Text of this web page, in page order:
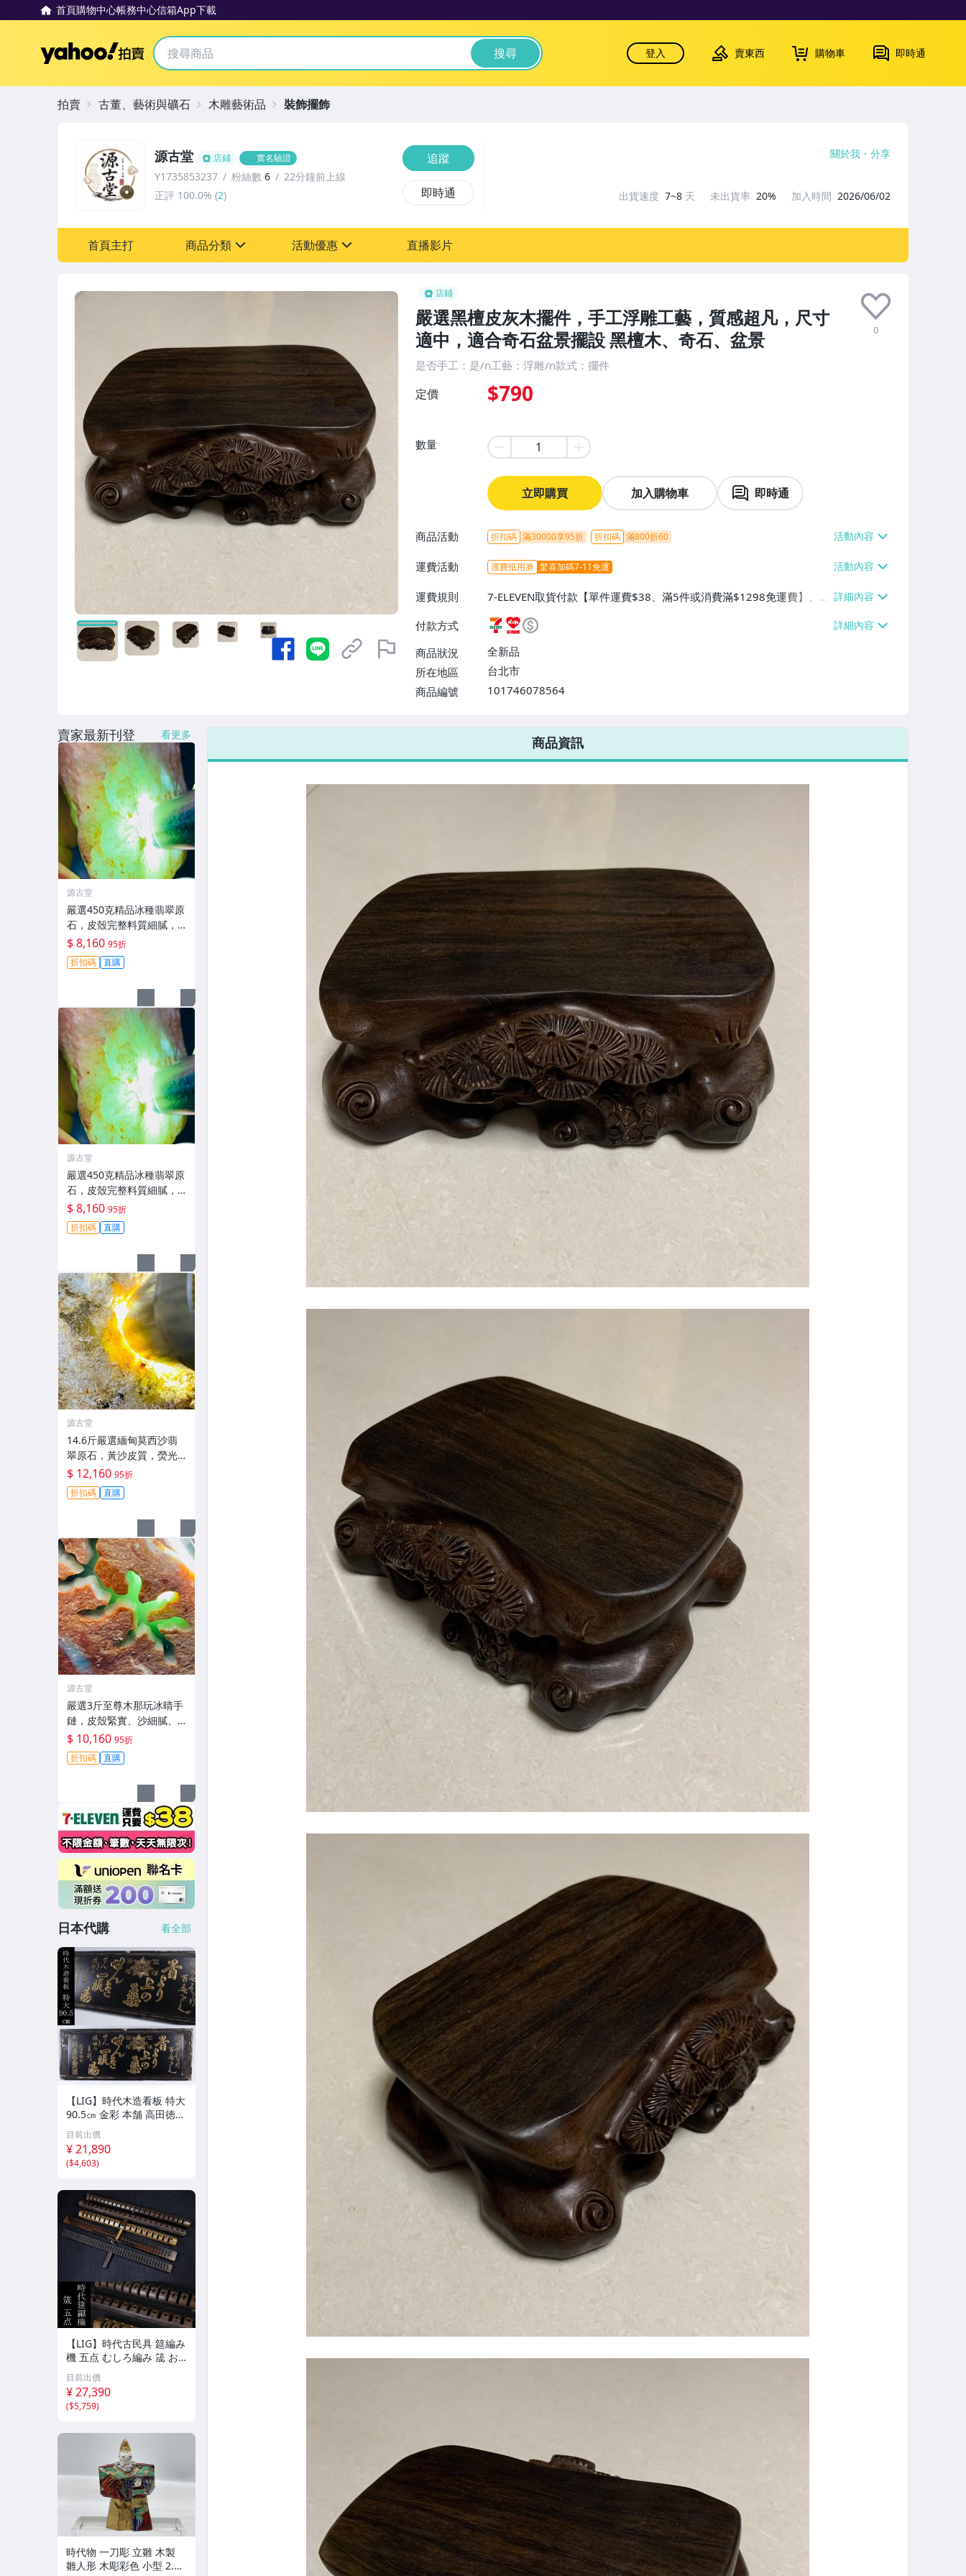
首頁購物中心帳務中心信箱App下載
Yahoo拍賣 搜尋 登入 賣東西 購物車 即時通
店鋪
嚴選黑檀皮灰木擺件，手工浮雕工藝，質感超凡，尺寸
適中，適合奇石盆景擺設 黑檀木、奇石、盆景
0
是否手工：是/n工藝：浮雕/n款式：擺件
定價 $790
數量
立即購買 加入購物車 即時通
商品活動 折扣碼 滿30000享95折 折扣碼 滿800折60
運費活動 運費抵用券 驚喜加碼7-11免運
運費規則
7-ELEVEN取貨付款【單件運費$38、滿5件或消費滿$1298免運費】、7-
ELEVEN取貨不付款【免運費】、萊爾富取貨付款【單件運費$60、滿5件
或消費滿$1298免運費】、宅配/貨運【單件運費$120、滿5件或消費滿
$1598免運費】
付款方式
商品狀況
全新品
所在地區
台北市
商品編號
101746078564
7-ELEVEN 運費只要38元
不限金額、筆數，筆筆優惠無限次！
源古堂 店鋪 實名驗證
Y1735853237 粉絲數 6
22分鐘前上線
正評 100.0% (2)
追蹤
即時通
關於我 分享
出貨速度 7~8 天 未出貨率 20% 加入時間 2026/06/02
首頁主打 商品分類 活動優惠 直播影片
拍賣 古董、藝術與礦石 木雕藝術品 裝飾擺飾
商品資訊
賣家最新刊登 看更多
源古堂
嚴選450克精品冰種翡翠原
石，皮殼完整料質細膩，
適合手鐲與掛件，天然A貨
適合作品雕刻。 冰種 翡翠
原石
$ 8,160 95折
折扣碼 直購
源古堂
嚴選450克精品冰種翡翠原
石，皮殼完整料質細膩，
適合手鐲與掛件，天然A貨
適合作品雕刻。 冰種 翡翠
原石
$ 8,160 95折
折扣碼 直購
源古堂
14.6斤嚴選緬甸莫西沙翡
翠原石，黃沙皮質，熒光
明亮水頭佳，種水出色料
子重，形體端正，適合打
造手鐲、掛件或精品雕
$ 12,160 95折
折扣碼 直購
源古堂
嚴選3斤至尊木那玩冰晴手
鏈，皮殼緊實、沙細膩、
水頭長，熒光美不勝收，
完美適合收藏與佩戴。天
然A貨翡翠原石手鏈，質感
$ 10,160 95折
折扣碼 直購
日本代購 看全部
【LIG】時代木造看板 特大
90.5㎝ 金彩 本舗 高田徳左
衛門 古美術品 2606.676
目前出價
¥ 21,890
($4,603)
【LIG】時代古民具 筵編み
機 五点 むしろ編み 筬 お
さ 農具 古道具 2604.458
目前出價
¥ 27,390
($5,759)
時代物 一刀彫 立雛 木製
雛人形 木彫彩色 小型 2.2×